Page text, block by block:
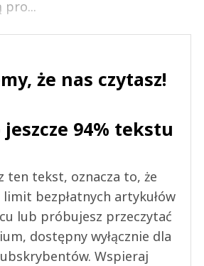
pro...
że nas czytasz!
jeszcze 94% tekstu
ten tekst, oznacza to, że
limit bezpłatnych artykułów
lub próbujesz przeczytać
dostępny wyłącznie dla
Wspieraj